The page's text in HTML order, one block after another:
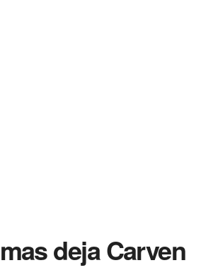
deja Carven